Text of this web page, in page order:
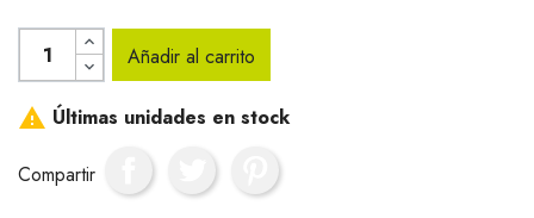
Añadir al carrito
 Últimas unidades en stock
Compartir